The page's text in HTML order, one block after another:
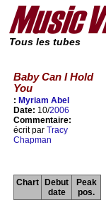
Tous les tubes
Baby Can I Hold
You
: Myriam Abel
Date: 10/2006
Commentaire:
écrit par Tracy
Chapman
Chart
Debut
date
Peak
pos.